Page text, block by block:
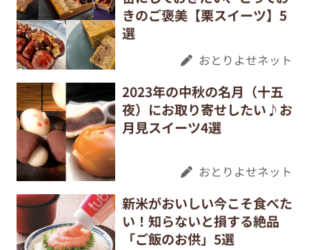
きのご褒美【栗スイーツ】5
選
おとりよせネット
2023年の中秋の名月（十五
夜）にお取り寄せしたい♪お
月見スイーツ4選
おとりよせネット
新米がおいしい今こそ食べた
い！知らないと損する絶品
「ご飯のお供」5選